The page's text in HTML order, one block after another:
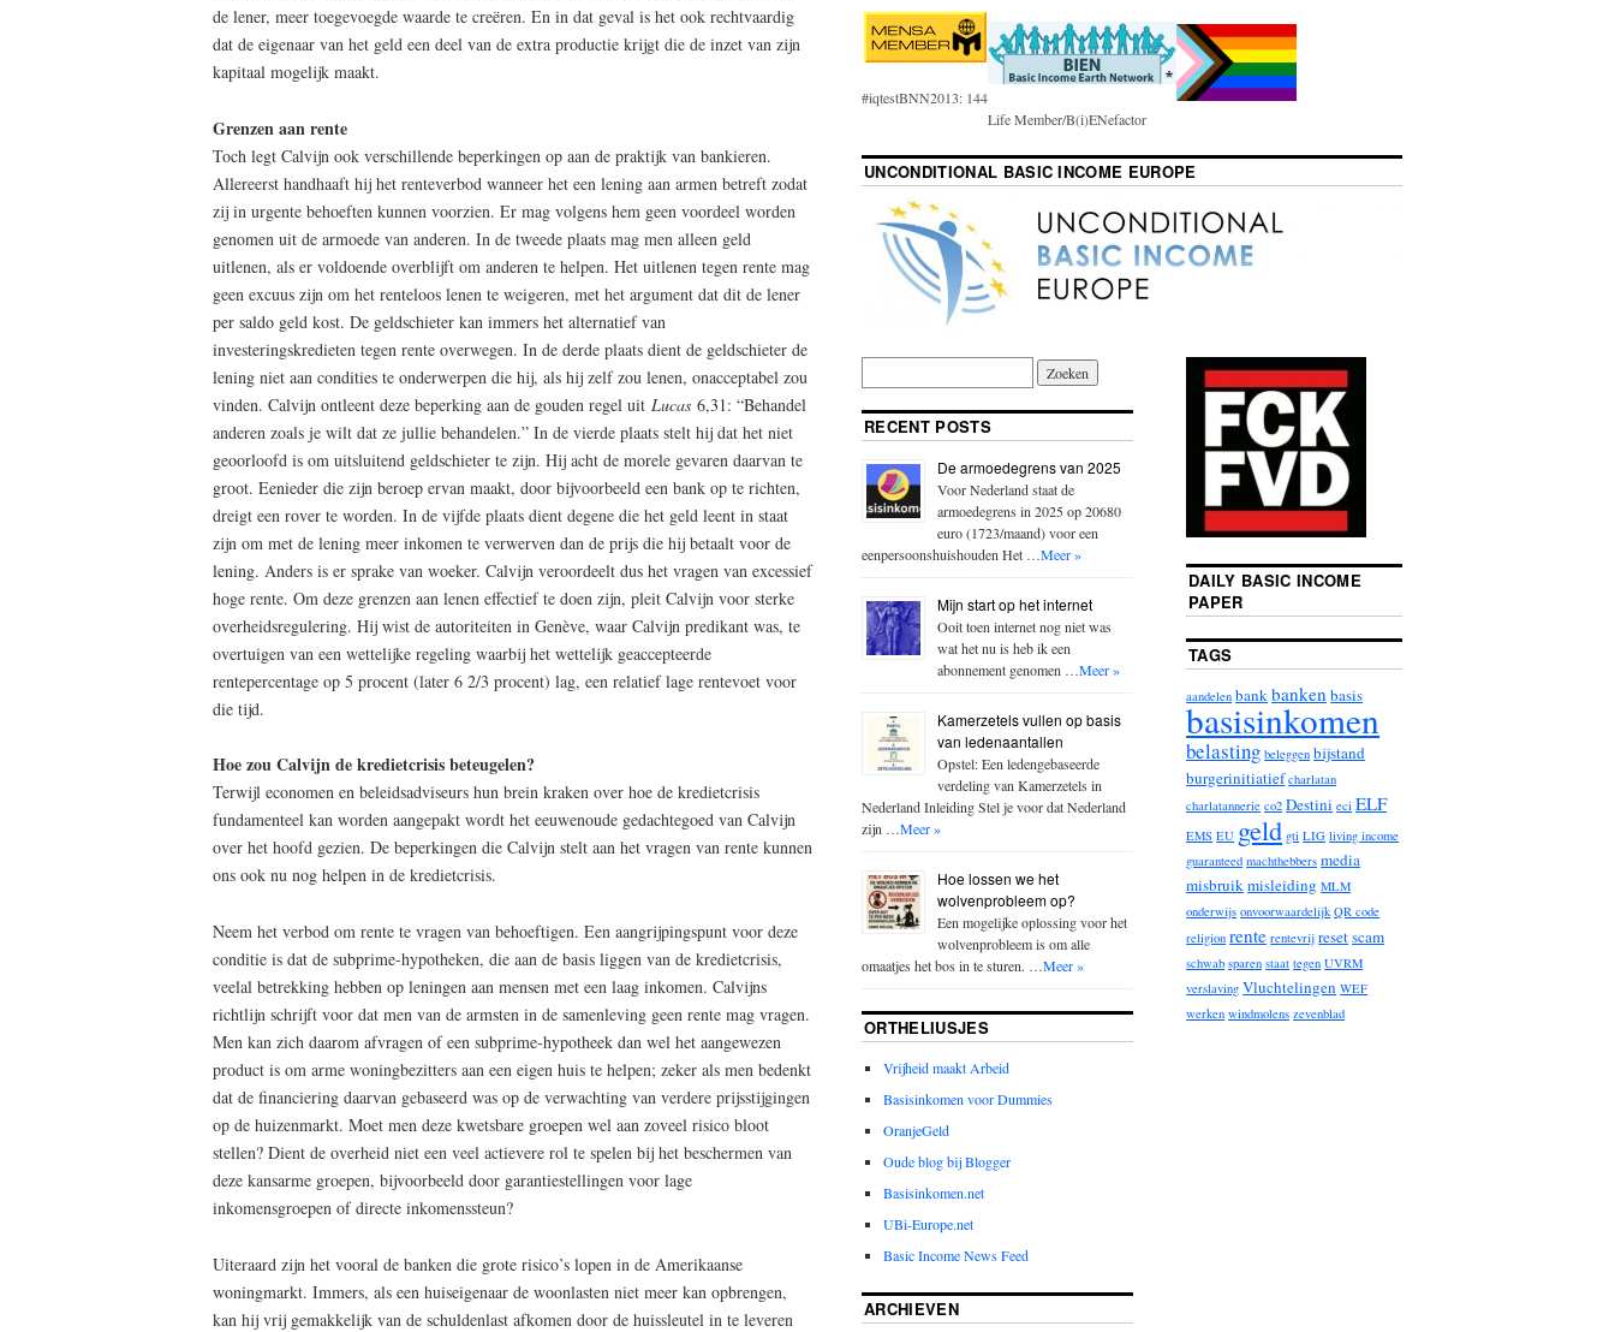
de lener, meer toegevoegde waarde te creëren. En in dat geval is het ook rechtvaardig
dat de eigenaar van het geld een deel van de extra productie krijgt die de inzet van zijn
kapitaal mogelijk maakt.
Grenzen aan rente
Toch legt Calvijn ook verschillende beperkingen op aan de praktijk van bankieren.
Allereerst handhaaft hij het renteverbod wanneer het een lening aan armen betreft zodat
zij in urgente behoeften kunnen voorzien. Er mag volgens hem geen voordeel worden
genomen uit de armoede van anderen. In de tweede plaats mag men alleen geld
uitlenen, als er voldoende overblijft om anderen te helpen. Het uitlenen tegen rente mag
geen excuus zijn om het renteloos lenen te weigeren, met het argument dat dit de lener
per saldo geld kost. De geldschieter kan immers het alternatief van
investeringskredieten tegen rente overwegen. In de derde plaats dient de geldschieter de
lening niet aan condities te onderwerpen die hij, als hij zelf zou lenen, onacceptabel zou
vinden. Calvijn ontleent deze beperking aan de gouden regel uit Lucas 6,31: “Behandel
anderen zoals je wilt dat ze jullie behandelen.” In de vierde plaats stelt hij dat het niet
geoorloofd is om uitsluitend geldschieter te zijn. Hij acht de morele gevaren daarvan te
groot. Eenieder die zijn beroep ervan maakt, door bijvoorbeeld een bank op te richten,
dreigt een rover te worden. In de vijfde plaats dient degene die het geld leent in staat
zijn om met de lening meer inkomen te verwerven dan de prijs die hij betaalt voor de
lening. Anders is er sprake van woeker. Calvijn veroordeelt dus het vragen van excessief
hoge rente. Om deze grenzen aan lenen effectief te doen zijn, pleit Calvijn voor sterke
overheidsregulering. Hij wist de autoriteiten in Genève, waar Calvijn predikant was, te
overtuigen van een wettelijke regeling waarbij het wettelijk geaccepteerde
rentepercentage op 5 procent (later 6 2/3 procent) lag, een relatief lage rentevoet voor
die tijd.
Hoe zou Calvijn de kredietcrisis beteugelen?
Terwijl economen en beleidsadviseurs hun brein kraken over hoe de kredietcrisis
fundamenteel kan worden aangepakt wordt het eeuwenoude gedachtegoed van Calvijn
over het hoofd gezien. De beperkingen die Calvijn stelt aan het vragen van rente kunnen
ons ook nu nog helpen in de kredietcrisis.
Neem het verbod om rente te vragen van behoeftigen. Een aangrijpingspunt voor deze
conditie is dat de subprime-hypotheken, die aan de basis liggen van de kredietcrisis,
veelal betrekking hebben op leningen aan mensen met een laag inkomen. Calvijns
richtlijn schrijft voor dat men van de armsten in de samenleving geen rente mag vragen.
Men kan zich daarom afvragen of een subprime-hypotheek dan wel het aangewezen
product is om arme woningbezitters aan een eigen huis te helpen; zeker als men bedenkt
dat de financiering daarvan gebaseerd was op de verwachting van verdere prijsstijgingen
op de huizenmarkt. Moet men deze kwetsbare groepen wel aan zoveel risico bloot
stellen? Dient de overheid niet een veel actievere rol te spelen bij het beschermen van
deze kansarme groepen, bijvoorbeeld door garantiestellingen voor lage
inkomensgroepen of directe inkomenssteun?
Uiteraard zijn het vooral de banken die grote risico’s lopen in de Amerikaanse
woningmarkt. Immers, als een huiseigenaar de woonlasten niet meer kan opbrengen,
kan hij vrij gemakkelijk van de schuldenlast afkomen door de huissleutel in te leveren
#iqtestBNN2013: 144
Life Member/B(i)ENefactor
UNCONDITIONAL BASIC INCOME EUROPE
RECENT POSTS
De armoedegrens van 2025
Voor Nederland staat de
armoedegrens in 2025 op 20680
euro (1723/maand) voor een
eenpersoonshuishouden Het …Meer »
Mijn start op het internet
Ooit toen internet nog niet was
wat het nu is heb ik een
abonnement genomen …Meer »
Kamerzetels vullen op basis
van ledenaantallen
Opstel: Een ledengebaseerde
verdeling van Kamerzetels in
Nederland Inleiding Stel je voor dat Nederland
zijn …Meer »
Hoe lossen we het
wolvenprobleem op?
Een mogelijke oplossing voor het
wolvenprobleem is om alle
omaatjes het bos in te sturen. …Meer »
ORTHELIUSJES
Vrijheid maakt Arbeid
Basisinkomen voor Dummies
OranjeGeld
Oude blog bij Blogger
Basisinkomen.net
UBi-Europe.net
Basic Income News Feed
ARCHIEVEN
DAILY BASIC INCOME
PAPER
TAGS
aandelen bankbankenbasis
basisinkomen
belasting beleggen bijstand
burgerinitiatief charlatan
charlatannerie co2 Destini eci ELF
EMS EU geld gti LIG living income
guaranteed machthebbers media
misbruikmisleiding MLM
onderwijs onvoorwaardelijk QR code
religion rente rentevrij resetscam
schwab sparen staat tegen UVRM
verslaving Vluchtelingen WEF
werken windmolens zevenblad